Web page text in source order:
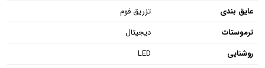
عایق بندی
تزریق فوم
ترموستات
دیجیتال
روشنایی
LED